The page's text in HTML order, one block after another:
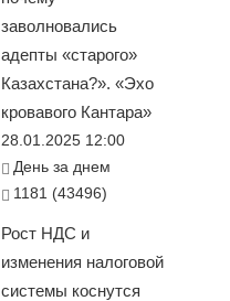
заволновались
адепты «старого»
Казахстана?». «Эхо
кровавого Кантара»
28.01.2025 12:00
День за днем
1181 (43496)
Рост НДС и
изменения налоговой
системы коснутся